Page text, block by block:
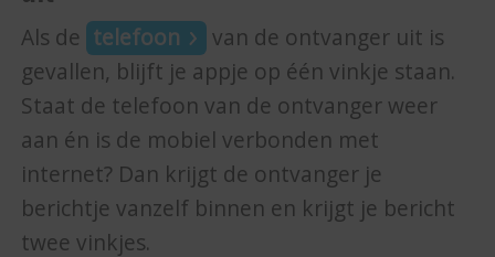
Als de telefoon
van de ontvanger uit is
gevallen, blijft je appje op één vinkje staan.
Staat de telefoon van de ontvanger weer
aan én is de mobiel verbonden met
internet? Dan krijgt de ontvanger je
berichtje vanzelf binnen en krijgt je bericht
twee vinkjes.